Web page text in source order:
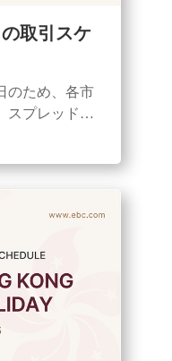
取引スケ
のため、各市
スプレッドの
れます。